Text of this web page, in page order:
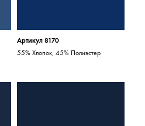
Артикул 8170
55% Хлопок, 45% Полиэстер